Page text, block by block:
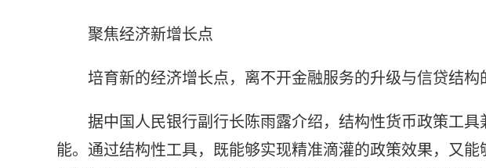
聚焦经济新增长点
培育新的经济增长点，离不开金融服务的升级与信贷结构
据中国人民银行副行长陈雨露介绍，结构性货币政策工
能。通过结构性工具，既能够实现精准滴灌的政策效果，又能